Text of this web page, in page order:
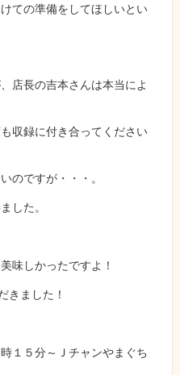
ての準備をしてほしいとい
店長の吉本さんは本当によ
収録に付き合ってください
のですが・・・。
した。
味しかったですよ！
きました！
１５分～Ｊチャンやまぐち